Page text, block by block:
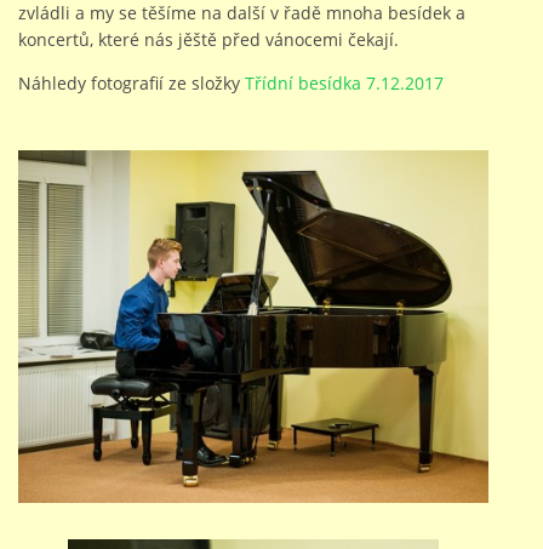
VIDEA - FILMOVÁ TVORBA
DOKUMENTY / KE STAŽENÍ
KURZY
KONTAKTY
PŘÍMĚSTSKÝ TÁBOR
MISS VÝTVARNÝ MODEL
zvládli a my se těšíme na další v řadě mnoha besídek a
koncertů, které nás jěště před vánocemi čekají.
Náhledy fotografií ze složky Třídní besídka 7.12.2017